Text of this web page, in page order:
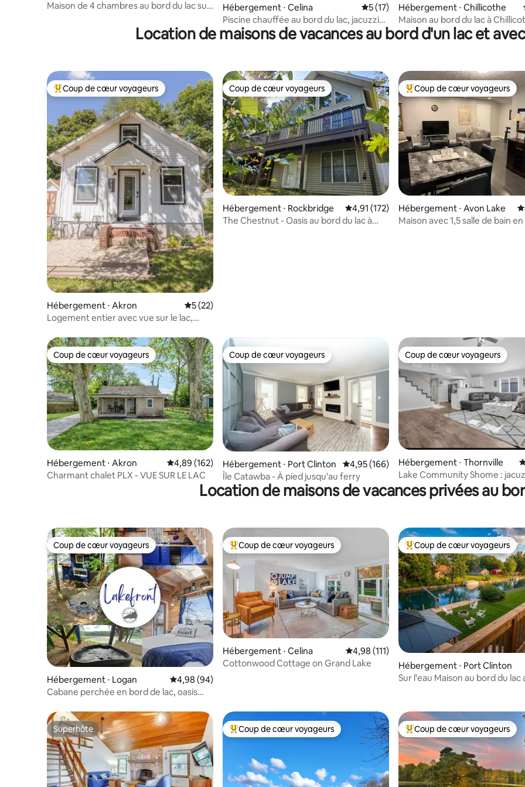
n
Maison de 4 chambres au bord du lac sur
Hébergement ⋅ Celina Évaluation moyenne sur la base de 17
5 (17)
Piscine chauffée au bord du lac, jacuzzi
et quai
Hébergement ⋅ Chillicothe
Maison au bord du lac à
Location de maisons de vacances au bord d'un lac et
Coups de cœur voyageurs les plus appréciés
Coup de cœur voyageurs
Hébergement ⋅ Akron Évaluation moyenne sur la base de 22 commentaires : 5 sur 5
5 (22)
Logement entier avec vue sur le lac,
Coup de cœur voyageurs
Coup de cœur voyageurs
Hébergement ⋅ Rockbridge Évaluation moyenne sur la base de 172
4,91 (172)
The Chestnut - Oasis au bord du lac à
Coups de cœur voyageurs les
Coup de cœur voyageurs
Hébergement ⋅ Avon Lake
Maison avec 1,5 salle de bain
Coup de cœur voyageurs
Coup de cœur voyageurs
Hébergement ⋅ Akron Évaluation moyenne sur la base de 162 commentaires : 4,89 sur 5
4,89 (162)
Charmant chalet PLX - VUE SUR LE LAC
Coup de cœur voyageurs
Coup de cœur voyageurs
Hébergement ⋅ Port Clinton Évaluation moyenne sur la base de 166
4,95 (166)
Île Catawba - À pied jusqu'au ferry
Coup de cœur voyageurs
Coup de cœur voyageurs
Hébergement ⋅ Thornville
Lake Community Shome :
amarrage hors site
Location de maisons de vacances privées au
Coup de cœur voyageurs
Coup de cœur voyageurs
Hébergement ⋅ Logan Évaluation moyenne sur la base de 94 commentaires : 4,98 sur 5
4,98 (94)
Cabane perchée en bord de lac, oasis
Coups de cœur voyageurs les plus appréciés
Coup de cœur voyageurs
Hébergement ⋅ Celina Évaluation moyenne sur la base de 111
4,98 (111)
Cottonwood Cottage on Grand Lake
Coups de cœur voyageurs les
Coup de cœur voyageurs
Hébergement ⋅ Port Clinton
Sur l'eau Maison au bord du lac
Superhôte
Superhôte Coups de cœur voyageurs les plus appréciés
Coup de cœur voyageurs Coups de cœur voyageurs les
Coup de cœur voyageurs